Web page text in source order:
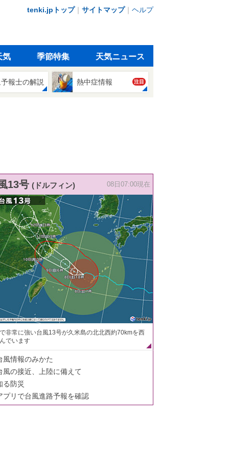
tenki.jpトップ｜ サイトマップ｜ ヘルプ
気 季節特集 天気ニュース
報士の解説 熱中症情報 注目
13号 (ドルフィン) 08日07:00現在
非常に強い台風13号が久米島の北北西約70kmを西
でいます
風情報のみかた
風の接近、上陸に備えて
る防災
プリで台風進路予報を確認